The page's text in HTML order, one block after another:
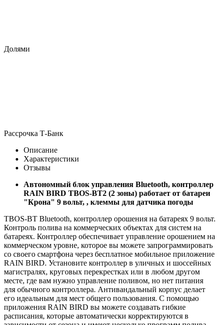
Долями
Рассрочка Т-Банк
Описание
Характеристики
Отзывы
Автономный блок управления Bluetooth, контроллер
RAIN BIRD TBOS-BT2 (2 зоны) работает от батареи
"Крона" 9 вольт, , клеммы для датчика погоды
TBOS-BT Bluetooth, контроллер орошения на батареях 9 вольт.
Контроль полива на коммерческих объектах для систем на
батареях. Контроллер обеспечивает управление орошением на
коммерческом уровне, которое вы можете запрограммировать
со своего смартфона через бесплатное мобильное приложение
RAIN BIRD. Установите контроллер в уличных и шоссейных
магистралях, круговых перекрестках или в любом другом
месте, где вам нужно управление поливом, но нет питания
для обычного контроллера. Антивандальный корпус делает
его идеальным для мест общего пользования. С помощью
приложения RAIN BIRD вы можете создавать гибкие
расписания, которые автоматически корректируются в